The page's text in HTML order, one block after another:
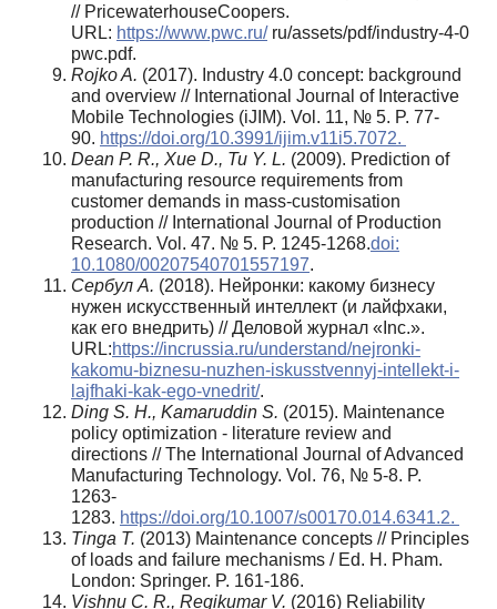
// PricewaterhouseCoopers.
URL: https://www.pwc.ru/ru/assets/pdf/industry-4-0
pwc.pdf.
Rojko A. (2017). Industry 4.0 concept: background
and overview // International Journal of Interactive
Mobile Technologies (iJIM). Vol. 11, № 5. P. 77-
90. https://doi.org/10.3991/ijim.v11i5.7072.
Dean P. R., Xue D., Tu Y. L. (2009). Prediction of
manufacturing resource requirements from
customer demands in mass-customisation
production // International Journal of Production
Research. Vol. 47. № 5. P. 1245-1268.doi:
10.1080/00207540701557197.
Сербул А. (2018). Нейронки: какому бизнесу
нужен искусственный интеллект (и лайфхаки,
как его внедрить) // Деловой журнал «Inc.».
URL:https://incrussia.ru/understand/nejronki-
kakomu-biznesu-nuzhen-iskusstvennyj-intellekt-i-
lajfhaki-kak-ego-vnedrit/.
Ding S. H., Kamaruddin S. (2015). Maintenance
policy optimization - literature review and
directions // The International Journal of Advanced
Manufacturing Technology. Vol. 76, № 5-8. P.
1263-
1283. https://doi.org/10.1007/s00170.014.6341.2.
Tinga T. (2013) Maintenance concepts // Principles
of loads and failure mechanisms / Ed. H. Pham.
London: Springer. P. 161-186.
Vishnu C. R., Regikumar V. (2016) Reliability